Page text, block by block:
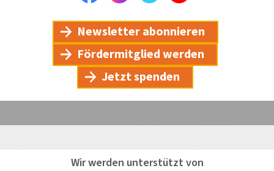
Newsletter abonnieren
Fördermitglied werden
Jetzt spenden
Wir werden unterstützt von